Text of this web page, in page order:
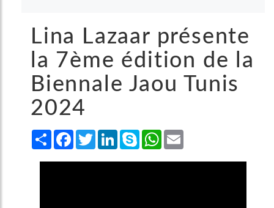
Lina Lazaar présente
la 7ème édition de la
Biennale Jaou Tunis
2024
Share Facebook
TwitterLinkedInSkype WhatsApp